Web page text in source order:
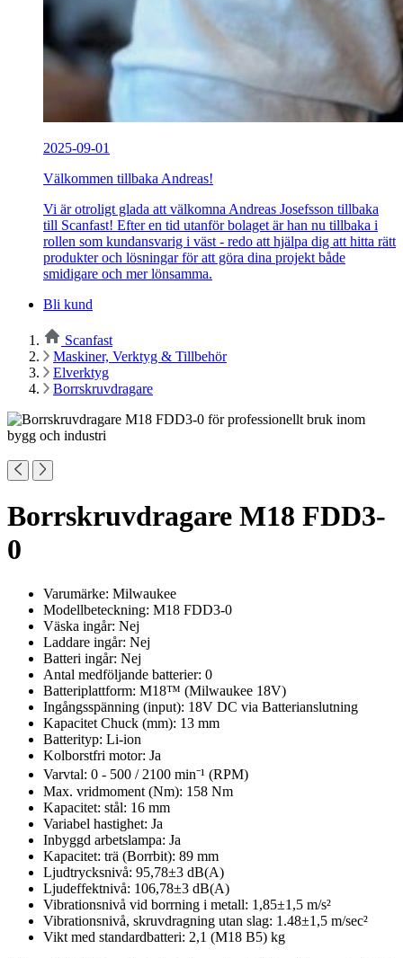
2025-09-01
Välkommen tillbaka Andreas!
Vi är otroligt glada att välkomna Andreas Josefsson tillbaka
till Scanfast! Efter en tid utanför bolaget är han nu tillbaka i
rollen som kundansvarig i väst - redo att hjälpa dig att hitta rätt
produkter och lösningar för att göra dina projekt både
smidigare och mer lönsamma.
Bli kund
Scanfast
Maskiner, Verktyg & Tillbehör
Elverktyg
Borrskruvdragare
Borrskruvdragare M18 FDD3-
0
Varumärke: Milwaukee
Modellbeteckning: M18 FDD3-0
Väska ingår: Nej
Laddare ingår: Nej
Batteri ingår: Nej
Antal medföljande batterier: 0
Batteriplattform: M18™ (Milwaukee 18V)
Ingångsspänning (input): 18V DC via Batterianslutning
Kapacitet Chuck (mm): 13 mm
Batterityp: Li-ion
Kolborstfri motor: Ja
Varvtal: 0 - 500 / 2100 min⁻¹ (RPM)
Max. vridmoment (Nm): 158 Nm
Kapacitet: stål: 16 mm
Variabel hastighet: Ja
Inbyggd arbetslampa: Ja
Kapacitet: trä (Borrbit): 89 mm
Ljudtrycksnivå: 95,78±3 dB(A)
Ljudeffektnivå: 106,78±3 dB(A)
Vibrationsnivå vid borrning i metall: 1,85±1,5 m/s²
Vibrationsnivå, skruvdragning utan slag: 1.48±1,5 m/sec²
Vikt med standardbatteri: 2,1 (M18 B5) kg